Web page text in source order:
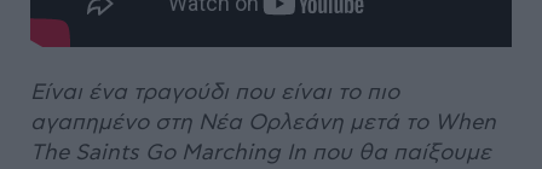
Είναι ένα τραγούδι που είναι το πιο
αγαπημένο στη Νέα Ορλεάνη μετά το When
The Saints Go Marching In που θα παίξουμε